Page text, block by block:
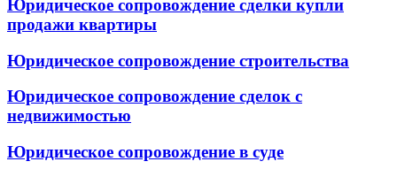
Юридическое сопровождение сделки купли
продажи квартиры
Юридическое сопровождение строительства
Юридическое сопровождение сделок с
недвижимостью
Юридическое сопровождение в суде